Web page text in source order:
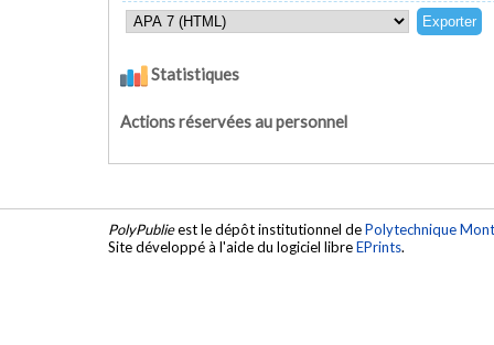
Statistiques
Actions réservées au personnel
PolyPublieest le dépôt institutionnel dePolytechnique
Site développé à l'aide du logiciel libreEPrints.